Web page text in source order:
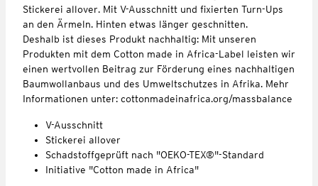
Stickerei allover. Mit V-Ausschnitt und fixierten Turn-Ups
an den Ärmeln. Hinten etwas länger geschnitten.
Deshalb ist dieses Produkt nachhaltig: Mit unseren
Produkten mit dem Cotton made in Africa-Label leisten wir
einen wertvollen Beitrag zur Förderung eines nachhaltigen
Baumwollanbaus und des Umweltschutzes in Afrika. Mehr
Informationen unter: cottonmadeinafrica.org/massbalance
V-Ausschnitt
Stickerei allover
Schadstoffgeprüft nach "OEKO-TEX®"-Standard
Initiative "Cotton made in Africa"